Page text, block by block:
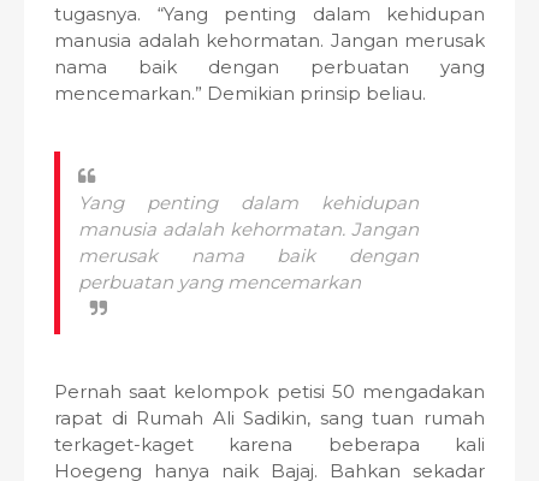
tugasnya. “Yang penting dalam kehidupan
manusia adalah kehormatan. Jangan merusak
nama baik dengan perbuatan yang
mencemarkan.” Demikian prinsip beliau.
Yang penting dalam kehidupan
manusia adalah kehormatan. Jangan
merusak nama baik dengan
perbuatan yang mencemarkan
Pernah saat kelompok petisi 50 mengadakan
rapat di Rumah Ali Sadikin, sang tuan rumah
terkaget-kaget karena beberapa kali
Hoegeng hanya naik Bajaj. Bahkan sekadar